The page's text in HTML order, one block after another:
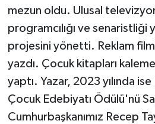
mezun oldu. Ulusal
programcılığı ve senaristliği
projesini yönetti. Reklam
yazdı. Çocuk kitapları
yaptı. Yazar, 2023 yılında
Çocuk Edebiyatı Ödülü'nü
Cumhurbaşkanımız Recep